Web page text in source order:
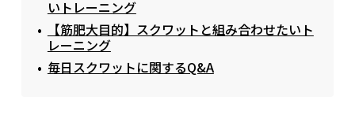
いトレーニング
【筋肥大目的】スクワットと組み合わせたいト
レーニング
毎日スクワットに関するQ&A